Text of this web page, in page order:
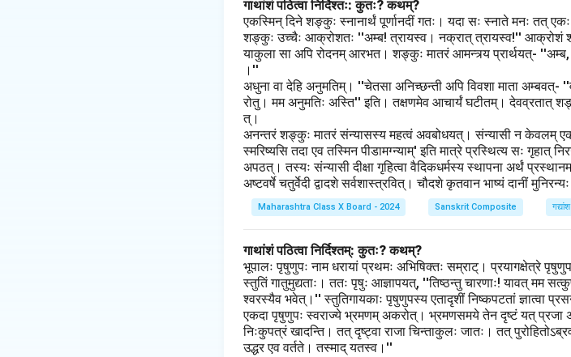
गाथांशं पठित्वा निर्दिश्तः: कुतः? कथम्?
एकस्मिन् दिने शङ्कुः स्नानार्थं पूर्णानदीं गतः। यदा सः स्नाते मनः तत्
शङ्कुः उच्चैः आक्रोशतः ''अम्ब! त्रायस्व। नक्रात् त्रायस्व!'' आक्रोशं
याकुला सा अपि रोदनम् आरभत। शङ्कुः मातरं आमन्त्र्य प्रार्थयत्- ''अम्ब,
।''
अधुना वा देहि अनुमतिम्। ''चेतसा अनिच्छन्ती अपि विवशा माता
रोतु। मम अनुमतिः अस्ति'' इति। तक्षणमेव आचार्यं घटीतम्। देवव्रतात्
त्।
अनन्तरं शङ्कुः मातरं संन्यासस्य महत्वं अवबोधयत्। संन्यासी न केवलम्
स्मरिष्यसि तदा एव तस्मिन पीडामग्न्याम्' इति मात्रे प्रस्थित्य सः गृहात्
अपठत्। तस्यः संन्यासी दीक्षा गृहित्वा वैदिकधर्मस्य स्थापना अर्थं
अष्टवर्षे चतुर्वेदी द्वादशे सर्वशास्त्रवित्। चौदशे कृतवान भाष्यं दानीं
Maharashtra Class X Board - 2024 Sanskrit Composite
गाथांशं पठित्वा निर्दिश्तम्: कुतः? कथम्?
भूपालः पृषुणुपः नाम धरायां प्रथमः अभिषिक्तः सम्राट्। प्रयागक्षेत्रे
स्तुतिं गातुमुद्यताः। ततः पृषुः आज्ञापयत्, ''तिष्ठन्तु चारणाः! यावत् मम
श्वरस्यैव भवेत्।'' स्तुतिगायकाः पृषुणुपस्य एतादृशीं निष्कपटतां ज्ञात्वा
एकदा पृषुणुपः स्वराज्ये भ्रमणम् अकरोत्। भ्रमणसमये तेन दृष्टं यत् प्रजा
निःकुपत्रं खादन्ति। तत् दृष्ट्वा राजा चिन्ताकुलः जातः। तत्
उद्धर एव वर्तते। तस्माद् यतस्व।''